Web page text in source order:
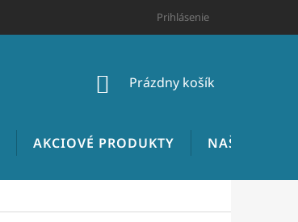
CENNÍK INŠTALATÉRSKYCH PRÁC
Prihlásenie
NÁKUPNÝ
Prázdny košík
AKCIOVÉ PRODUKTY NAŠE